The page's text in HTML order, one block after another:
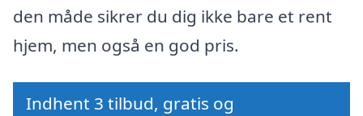
den måde sikrer du dig ikke bare et rent
hjem, men også en god pris.
Indhent 3 tilbud, gratis og